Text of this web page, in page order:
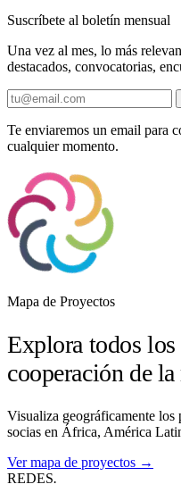
Suscríbete al boletín mensual
Una vez al mes, lo más
destacados, convocatorias,
Te enviaremos un email para
cualquier momento.
Mapa de Proyectos
Explora todos los
cooperación de la
Visualiza geográficamente los
socias en África, América
Ver mapa de proyectos →
REDES.